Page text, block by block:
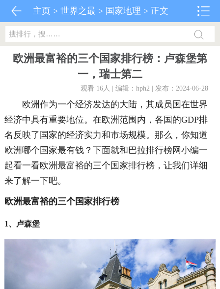
主页 >世界之最 > 国家地理 > 正文
欧洲最富裕的三个国家排行榜：卢森堡第
一，瑞士第二
观看 16人 | 编辑：hph2 | 发布：2024-06-28
欧洲作为一个经济发达的大陆，其成员国在世界
经济中具有重要地位。在欧洲范围内，各国的GDP排
名反映了国家的经济实力和市场规模。那么，你知道
欧洲哪个国家最有钱？下面就和巴拉排行榜网小编一
起看一看欧洲最富裕的三个国家排行榜，让我们详细
来了解一下吧。
欧洲最富裕的三个国家排行榜
1、卢森堡